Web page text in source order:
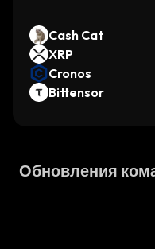
Cash Cat
XRP
Cronos
Bittensor
Обновления